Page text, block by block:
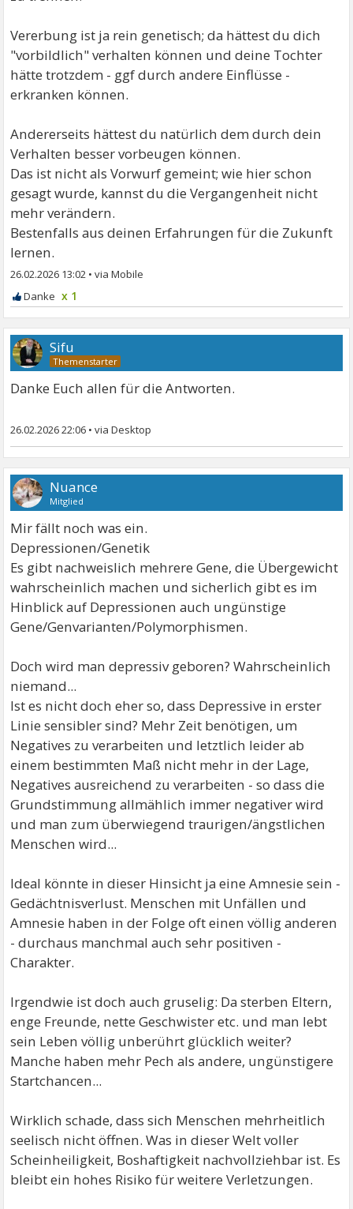
Vererbung ist ja rein genetisch; da hättest du dich
"vorbildlich" verhalten können und deine Tochter
hätte trotzdem - ggf durch andere Einflüsse -
erkranken können.
Andererseits hättest du natürlich dem durch dein
Verhalten besser vorbeugen können.
Das ist nicht als Vorwurf gemeint; wie hier schon
gesagt wurde, kannst du die Vergangenheit nicht
mehr verändern.
Bestenfalls aus deinen Erfahrungen für die Zukunft
lernen.
26.02.2026 13:02 •
x 1
Sifu
Danke Euch allen für die Antworten.
26.02.2026 22:06 •
Nuance
Mitglied
Mir fällt noch was ein.
Depressionen/Genetik
Es gibt nachweislich mehrere Gene, die Übergewicht
wahrscheinlich machen und sicherlich gibt es im
Hinblick auf Depressionen auch ungünstige
Gene/Genvarianten/Polymorphismen.
Doch wird man depressiv geboren? Wahrscheinlich
niemand...
Ist es nicht doch eher so, dass Depressive in erster
Linie sensibler sind? Mehr Zeit benötigen, um
Negatives zu verarbeiten und letztlich leider ab
einem bestimmten Maß nicht mehr in der Lage,
Negatives ausreichend zu verarbeiten - so dass die
Grundstimmung allmählich immer negativer wird
und man zum überwiegend traurigen/ängstlichen
Menschen wird...
Ideal könnte in dieser Hinsicht ja eine Amnesie sein -
Gedächtnisverlust. Menschen mit Unfällen und
Amnesie haben in der Folge oft einen völlig anderen
- durchaus manchmal auch sehr positiven -
Charakter.
Irgendwie ist doch auch gruselig: Da sterben Eltern,
enge Freunde, nette Geschwister etc. und man lebt
sein Leben völlig unberührt glücklich weiter?
Manche haben mehr Pech als andere, ungünstigere
Startchancen...
Wirklich schade, dass sich Menschen mehrheitlich
seelisch nicht öffnen. Was in dieser Welt voller
Scheinheiligkeit, Boshaftigkeit nachvollziehbar ist. Es
bleibt ein hohes Risiko für weitere Verletzungen.